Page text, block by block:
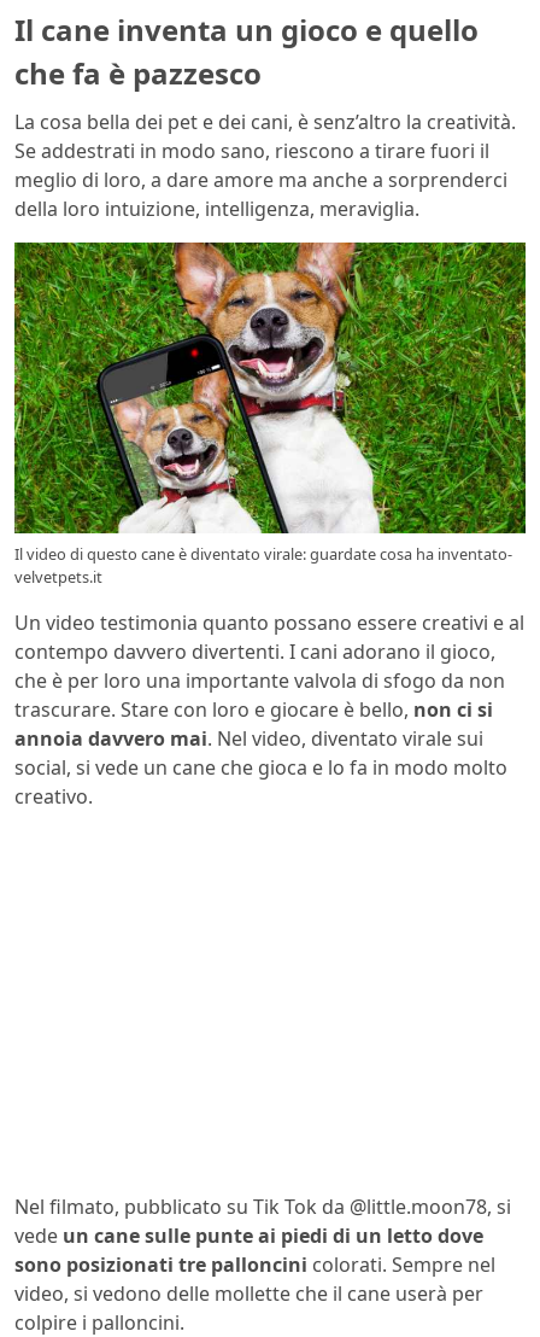
Il cane inventa un gioco e quello
che fa è pazzesco
La cosa bella dei pet e dei cani, è senz’altro la creatività.
Se addestrati in modo sano, riescono a tirare fuori il
meglio di loro, a dare amore ma anche a sorprenderci
della loro intuizione, intelligenza, meraviglia.
Il video di questo cane è diventato virale: guardate cosa ha inventato-
velvetpets.it
Un video testimonia quanto possano essere creativi e al
contempo davvero divertenti. I cani adorano il gioco,
che è per loro una importante valvola di sfogo da non
trascurare. Stare con loro e giocare è bello, non ci si
annoia davvero mai. Nel video, diventato virale sui
social, si vede un cane che gioca e lo fa in modo molto
creativo.
Nel filmato, pubblicato su Tik Tok da @little.moon78, si
vede un cane sulle punte ai piedi di un letto dove
sono posizionati tre palloncini colorati. Sempre nel
video, si vedono delle mollette che il cane userà per
colpire i palloncini.